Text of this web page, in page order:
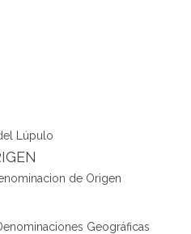
Lúpulo
de Origen
Geográficas